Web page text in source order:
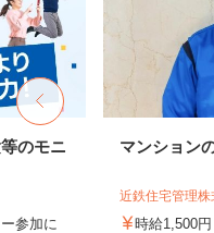
のモニ
参加に
マンション
近鉄住宅管理
時給1,500